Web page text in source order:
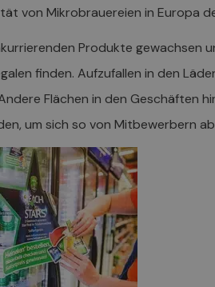
von Mikrobrauereien in Europa
Produkte gewachsen
finden. Aufzufallen in den
Flächen in den Geschäften
um sich so von Mitbewerbern